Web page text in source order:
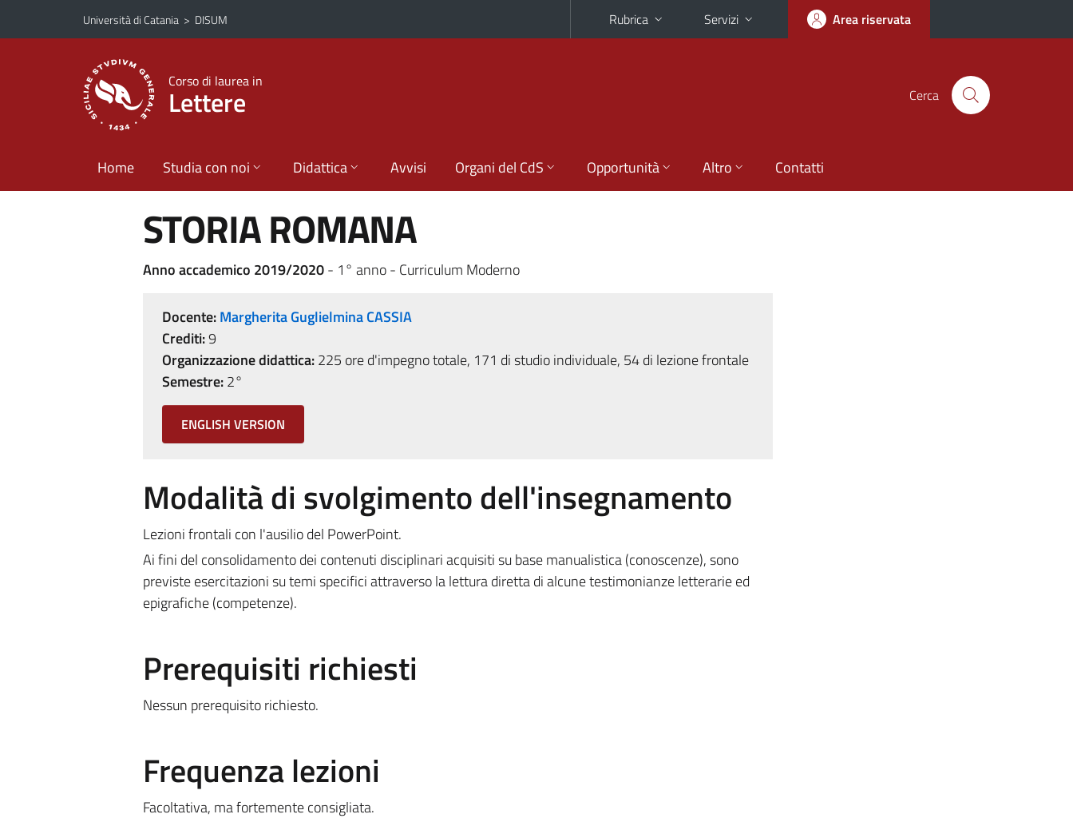
Vai al contenuto principale
Vai al menu di navigazione
Università di Catania > DISUM Rubrica Servizi Area riservata
Corso di laurea in
Lettere Cerca
Home Studia con noi Didattica Avvisi Organi del CdS Opportunità Altro Contatti
STORIA ROMANA
Anno accademico 2019/2020- 1° anno - Curriculum Moderno
Docente:Margherita Guglielmina CASSIA
Crediti:9
Organizzazione didattica:225 ore d'impegno totale, 171 di studio individuale, 54 di lezione frontale
Semestre:2°
ENGLISH VERSION
Modalità di svolgimento dell'insegnamento
Lezioni frontali con l'ausilio del PowerPoint.
Ai fini del consolidamento dei contenuti disciplinari acquisiti su base manualistica (conoscenze), sono
previste esercitazioni su temi specifici attraverso la lettura diretta di alcune testimonianze letterarie ed
epigrafiche (competenze).
Prerequisiti richiesti
Nessun prerequisito richiesto.
Frequenza lezioni
Facoltativa, ma fortemente consigliata.